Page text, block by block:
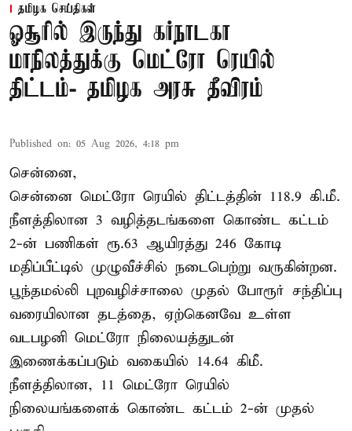
தமிழக செய்திகள்
ஓசூரில் இருந்து கர்நாடகா
மாநிலத்துக்கு மெட்ரோ ரெயில்
திட்டம்- தமிழக அரசு தீவிரம்
Published on: 05 Aug 2026, 4:18 pm
சென்னை,
சென்னை மெட்ரோ ரெயில் திட்டத்தின் 118.9 கி.மீ.
நீளத்திலான 3 வழித்தடங்களை கொண்ட கட்டம்
2-ன் பணிகள் ரூ.63 ஆயிரத்து 246 கோடி
மதிப்பீட்டில் முழுவீச்சில் நடைபெற்று வருகின்றன.
பூந்தமல்லி புறவழிச்சாலை முதல் போரூர் சந்திப்பு
வரையிலான தடத்தை, ஏற்கெனவே உள்ள
வடபழனி மெட்ரோ நிலையத்துடன்
இணைக்கப்படும் வகையில் 14.64 கிமீ.
நீளத்திலான, 11 மெட்ரோ ரெயில்
நிலையங்களைக் கொண்ட கட்டம் 2-ன் முதல்